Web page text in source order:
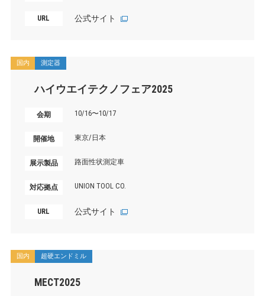
URL 公式サイト
国内 測定器
ハイウエイテクノフェア2025
会期 10/16〜10/17
開催地 東京/日本
展示製品 路面性状測定車
対応拠点 UNION TOOL CO.
URL 公式サイト
国内 超硬エンドミル
MECT2025